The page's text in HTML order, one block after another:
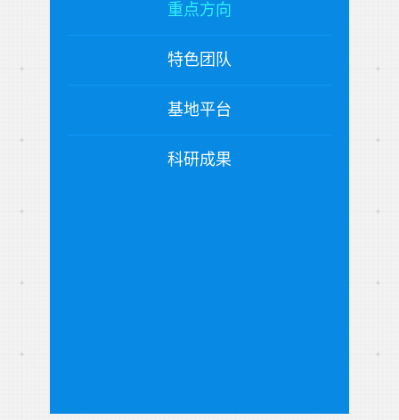
重点方向
特色团队
基地平台
科研成果